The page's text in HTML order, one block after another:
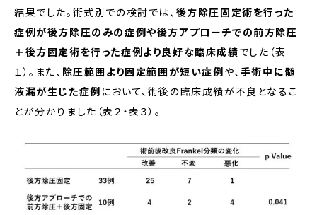
結果でした。術式別での検討では、 後方除圧固定術を行った
症例が後方除圧のみの症例や後方アプローチでの前方除圧
＋後方固定術を行った症例より良好な臨床成績でした（表
１）。また、 除圧範囲より固定範囲が短い症例や、 手術中に髄
液漏が生じた症例 において、術後の臨床成績が不良となるこ
とが分かりました（表２・表３）。